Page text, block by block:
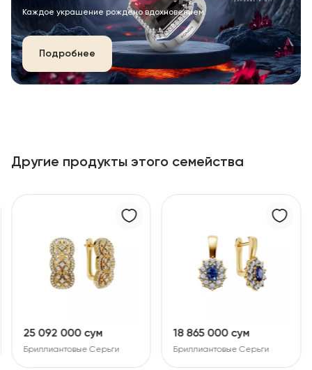
Каждое украшение рождено вдохновением.
Подробнее
Другие продукты этого семейства
25 092 000 сум
Бриллиантовые Серьги
18 865 000 сум
Бриллиантовые Серьги